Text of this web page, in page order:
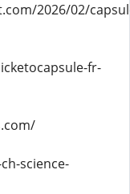
2026/02/
fr-
science-